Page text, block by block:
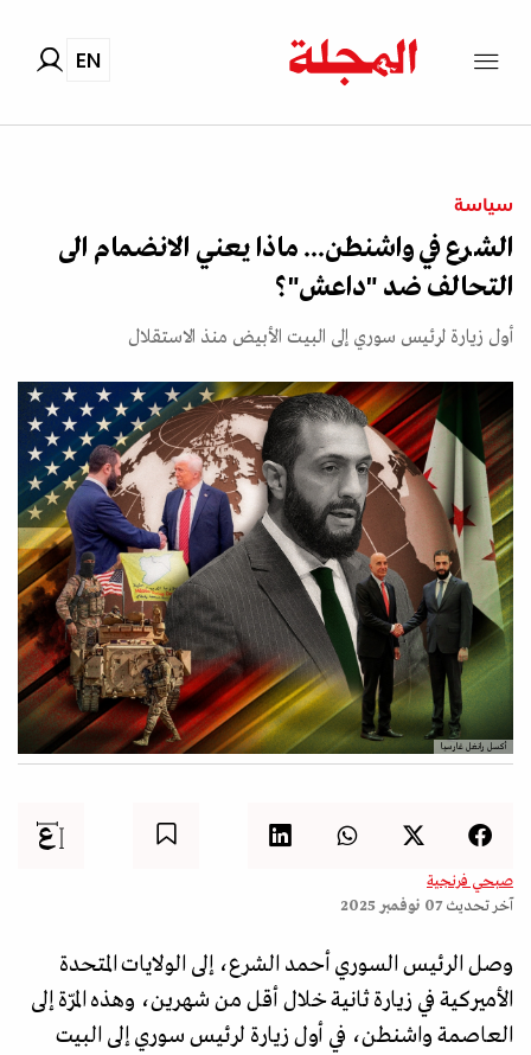
EN
سياسة
الشرع في واشنطن... ماذا يعني الانضمام الى
التحالف ضد "داعش"؟
أول زيارة لرئيس سوري إلى البيت الأبيض منذ الاستقلال
أكسل رانغل غارسيا
صبحي فرنجية
آخر تحديث07 نوفمبر 2025
وصل الرئيس السوري أحمد الشرع، إلى الولايات المتحدة
الأميركية في زيارة ثانية خلال أقل من شهرين، وهذه المرّة إلى
العاصمة واشنطن، في أول زيارة لرئيس سوري إلى البيت